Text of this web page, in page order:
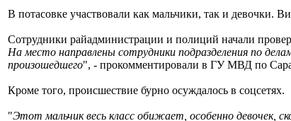
В потасовке участвовали как мальчики, так и девочки.
Сотрудники райадминистрации и полиций начали
На место направлены сотрудники подразделения по
произошедшего", - прокомментировали в ГУ МВД по
Кроме того, происшествие бурно осуждалось в соцсетях.
"Этот мальчик весь класс обижает, особенно девочек,